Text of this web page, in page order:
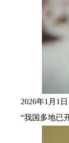
2026年1月1日
“我国多地已开